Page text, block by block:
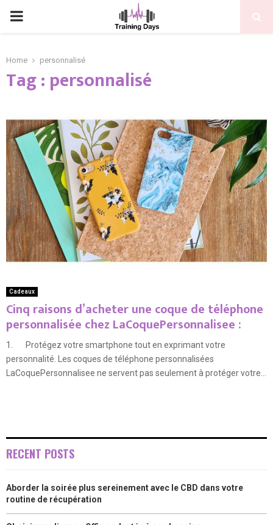
PRIMARY
Home personnalisé
Tag : personnalisé
Cadeaux
Cinq raisons d’acheter une coque de téléphone
personnalisée chez LaCoquePersonnalisee :
1. Protégez votre smartphone tout en exprimant votre
personnalité. Les coques de téléphone personnalisées
LaCoquePersonnalisee ne servent pas seulement à protéger votre...
RECENT POSTS
Aborder la soirée plus sereinement avec le CBD dans votre
routine de récupération